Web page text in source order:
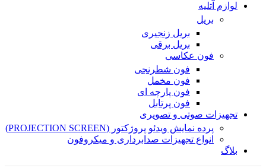
لوازم آتلیه
بریل
بریل زنجیری
بریل برقی
فون عکاسی
فون شطرنجی
فون مخمل
فون پارچه ای
فون پرتابل
تجهیزات صوتی و تصویری
پرده نمایش ویدئو پروژکتور (PROJECTION SCREEN)
انواع تجهیزات صدابرداری و میکروفون
بلاگ